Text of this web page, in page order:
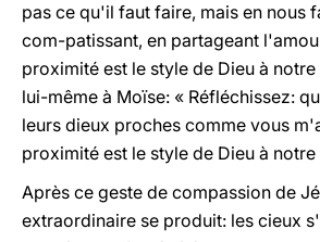
pas ce qu'il faut faire, mais en nous
com-patissant, en partageant
proximité est le style de Dieu à
lui-même à Moïse: « Réfléchissez:
leurs dieux proches comme vous
proximité est le style de Dieu à
Après ce geste de compassion de
extraordinaire se produit: les cieux